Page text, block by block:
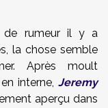
de rumeur il y a
la chose semble
Après moult
interne, Jeremy
aperçu dans